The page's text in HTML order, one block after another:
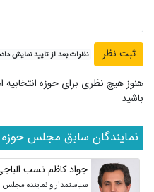
نظرات بعد از تایید نمایش
هنوز هیچ نظری برای حوزه
باشید
نمایندگان سابق مجلس حوزه
جواد کاظم نسب
سیاستمدار و نماینده مجلس